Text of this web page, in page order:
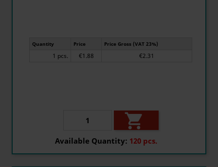
Quantity Price Price Gross (VAT 23%)
1 pcs. €1.88 €2.31

Available Quantity: 120 pcs.